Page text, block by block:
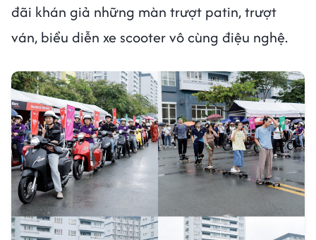
đãi khán giả những màn trượt patin, trượt
ván, biểu diễn xe scooter vô cùng điệu nghệ.